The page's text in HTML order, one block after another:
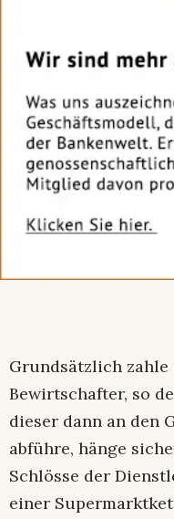
Grundsätzlich zahle
Bewirtschafter, so
dieser dann an den
abführe, hänge
Schlösse der
einer